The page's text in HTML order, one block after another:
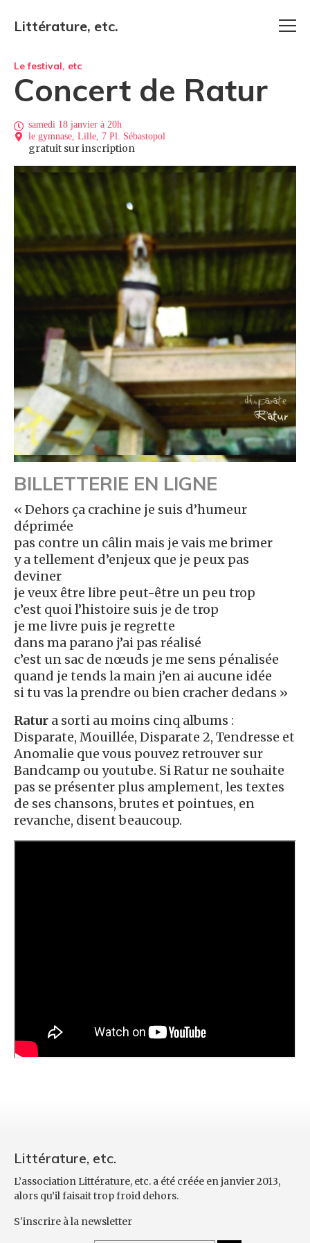
Littérature, etc.
Le festival, etc
Concert de Ratur
samedi 18 janvier à 20h
le gymnase, Lille, 7 Pl. Sébastopol
gratuit sur inscription
BILLETTERIE EN LIGNE
« Dehors ça crachine je suis d’humeur
déprimée
pas contre un câlin mais je vais me brimer
y a tellement d’enjeux que je peux pas
deviner
je veux être libre peut-être un peu trop
c’est quoi l’histoire suis je de trop
je me livre puis je regrette
dans ma parano j’ai pas réalisé
c’est un sac de nœuds je me sens pénalisée
quand je tends la main j’en ai aucune idée
si tu vas la prendre ou bien cracher dedans »
Ratur a sorti au moins cinq albums :
Disparate, Mouillée, Disparate 2, Tendresse et
Anomalie que vous pouvez retrouver sur
Bandcamp ou youtube. Si Ratur ne souhaite
pas se présenter plus amplement, les textes
de ses chansons, brutes et pointues, en
revanche, disent beaucoup.
Littérature, etc.
L’association Littérature, etc. a été créée en janvier 2013,
alors qu’il faisait trop froid dehors.
S'inscrire à la newsletter